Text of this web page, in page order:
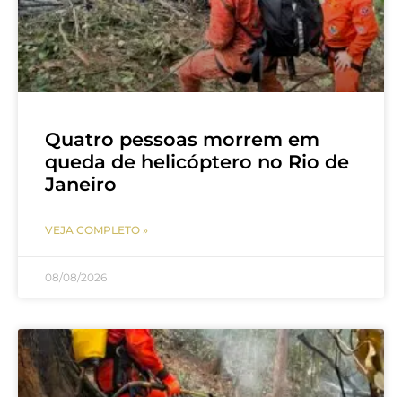
Quatro pessoas morrem em
queda de helicóptero no Rio de
Janeiro
VEJA COMPLETO »
08/08/2026